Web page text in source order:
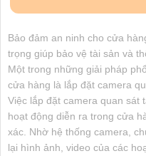
Bảo đảm an ninh cho cửa
trọng giúp bảo vệ tài sản và
Một trong những giải pháp
cửa hàng là lắp đặt camera
Việc lắp đặt camera quan sát
hoạt động diễn ra trong cửa
xác. Nhờ hệ thống camera,
lại hình ảnh, video của các